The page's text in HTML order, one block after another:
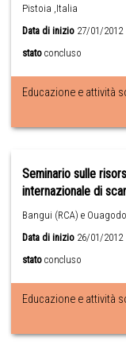
Pistoia ,Italia
Data di inizio 27/01/2012
stato concluso
Educazione e attività
Seminario sulle
internazionale di
Bangui (RCA) e
Data di inizio 26/01/2012
stato concluso
Educazione e attività